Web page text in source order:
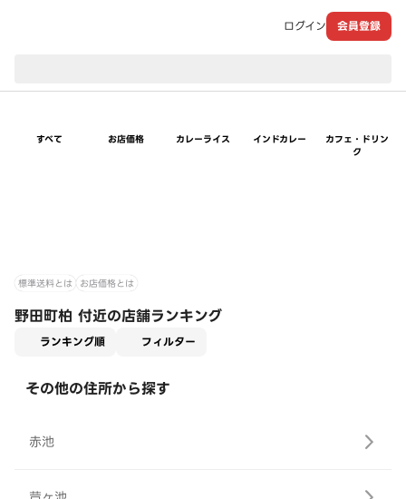
ログイン 会員登録
すべて お店価格 カレーライス インドカレー
カフェ・ドリン
ク
標準送料とは お店価格とは
野田町柏 付近の店舗ランキング
ランキング順 フィルター
その他の住所から探す
赤池